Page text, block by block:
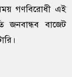
গণবিরোধী এই
জনবান্ধব বাজেট